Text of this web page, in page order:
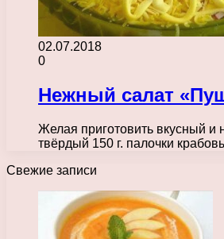
02.07.2018
0
Нежный салат
Желая приготовить вкусный и
твёрдый 150 г. палочки
Свежие записи